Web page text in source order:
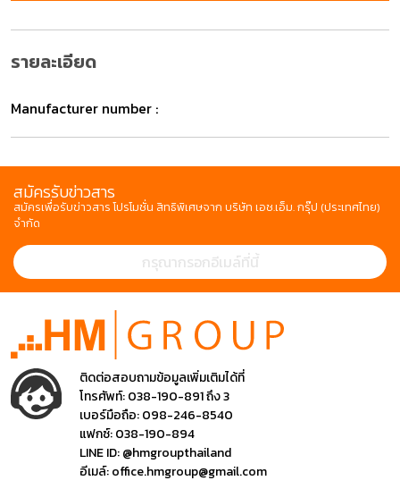
รายละเอียด
Manufacturer number :
สมัครรับข่าวสาร
สมัครเพื่อรับข่าวสาร โปรโมชั่น สิทธิพิเศษจาก บริษัท เอช.เอ็ม. กรุ๊ป (ประเทศไทย)
จำกัด
ติดต่อสอบถามข้อมูลเพิ่มเติมได้ที่
โทรศัพท์:038-190-891 ถึง 3
เบอร์มือถือ:098-246-8540
แฟกซ์:038-190-894
LINE ID:@hmgroupthailand
อีเมล์:office.hmgroup@gmail.com